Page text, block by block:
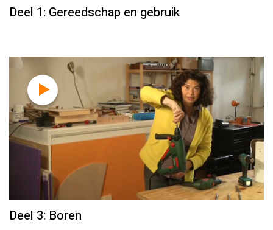
Deel 1: Gereedschap en gebruik
Deel 3: Boren